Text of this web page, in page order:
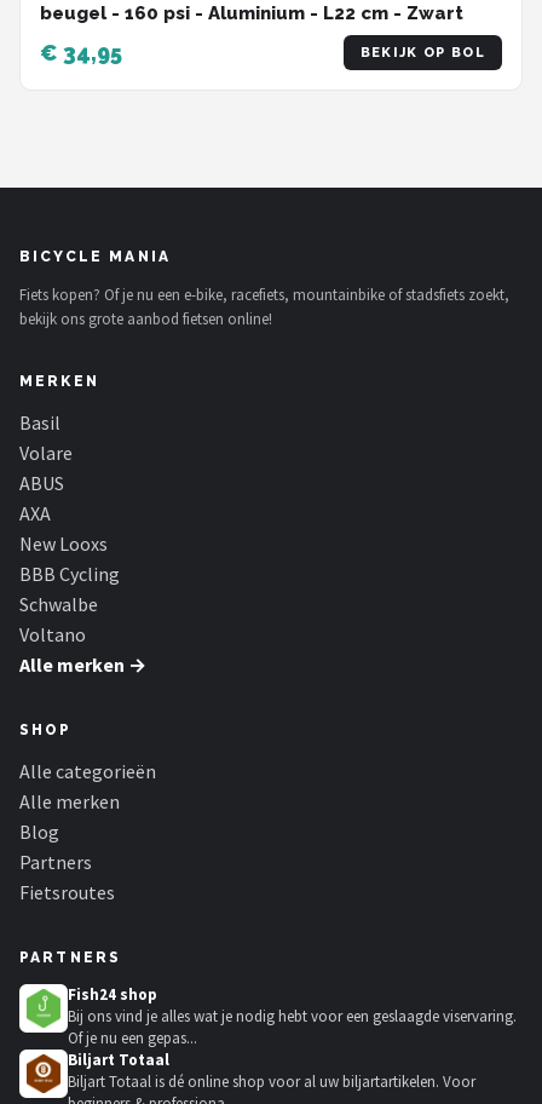
beugel - 160 psi - Aluminium - L22 cm - Zwart
€ 34,95 BEKIJK OP BOL
BICYCLE MANIA
Fiets kopen? Of je nu een e-bike, racefiets, mountainbike of stadsfiets zoekt,
bekijk ons grote aanbod fietsen online!
MERKEN
Basil
Volare
ABUS
AXA
New Looxs
BBB Cycling
Schwalbe
Voltano
Alle merken →
SHOP
Alle categorieën
Alle merken
Blog
Partners
Fietsroutes
PARTNERS
Fish24 shop
Bij ons vind je alles wat je nodig hebt voor een geslaagde viservaring.
Of je nu een gepas...
Biljart Totaal
Biljart Totaal is dé online shop voor al uw biljartartikelen. Voor